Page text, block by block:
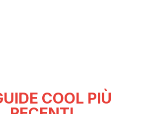
COOL PIÙ